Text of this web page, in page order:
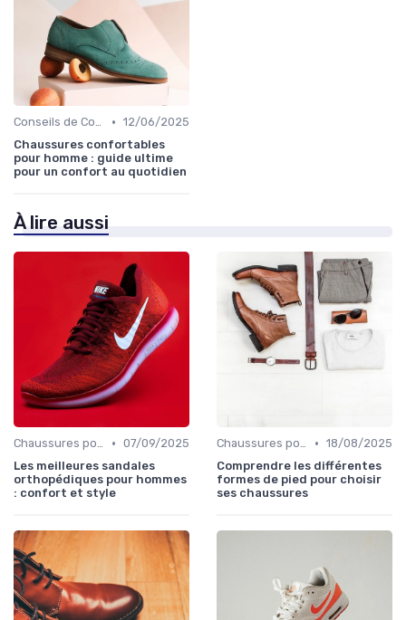
Conseils de Confort au Quotidien • 12/06/2025
Chaussures confortables
pour homme : guide ultime
pour un confort au quotidien
À lire aussi
Chaussures pour Conditions Spécifiques • 07/09/2025
Les meilleures sandales
orthopédiques pour hommes
: confort et style
Chaussures pour Conditions Spécifiques • 18/08/2025
Comprendre les différentes
formes de pied pour choisir
ses chaussures